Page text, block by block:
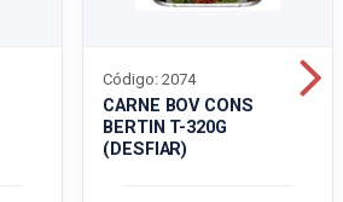
CARNE BOV CONS
BERTIN T-320G
(DESFIAR)
Código: 2074